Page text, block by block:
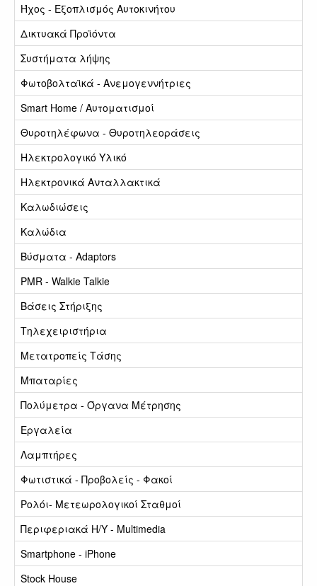
Ήχος - Εξοπλισμός Αυτοκινήτου
Δικτυακά Προϊόντα
Συστήματα λήψης
Φωτοβολταϊκά - Ανεμογεννήτριες
Smart Home / Αυτοματισμοί
Θυροτηλέφωνα - Θυροτηλεοράσεις
Ηλεκτρολογικό Υλικό
Ηλεκτρονικά Ανταλλακτικά
Καλωδιώσεις
Καλώδια
Βύσματα - Adaptors
PMR - Walkie Talkie
Βάσεις Στήριξης
Τηλεχειριστήρια
Μετατροπείς Τάσης
Μπαταρίες
Πολύμετρα - Όργανα Μέτρησης
Εργαλεία
Λαμπτήρες
Φωτιστικά - Προβολείς - Φακοί
Ρολόι- Μετεωρολογικοί Σταθμοί
Περιφεριακά Η/Υ - Multimedia
Smartphone - iPhone
Stock House